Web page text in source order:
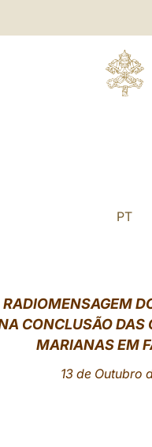
PT
RADIOMENSAGEM
CONCLUSÃO DAS
MARIANAS EM
13 de Outubro